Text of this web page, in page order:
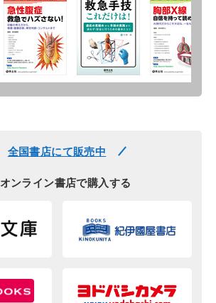
全国書店にて販売中
オンライン書店で購入する